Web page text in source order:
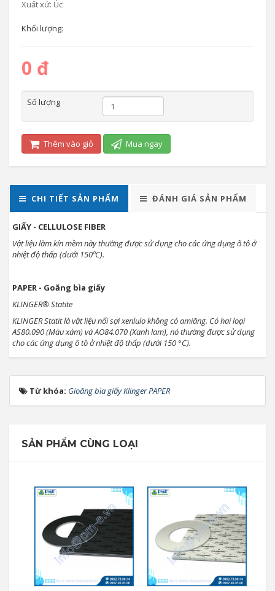
Xuất xứ: Úc
Khối lượng:
0 đ
Số lượng
Thêm vào giỏ Mua ngay
CHI TIẾT SẢN PHẨM ĐÁNH GIÁ SẢN PHẨM
GIẤY - CELLULOSE FIBER
Vật liệu làm kín mềm này thường được sử dụng cho các ứng dụng ô tô ở
nhiệt độ thấp (dưới 150ºC).
PAPER - Goăng bìa giấy
KLINGER® Statite
KLINGER Statit là vật liệu nối sợi xenlulo không có amiăng. Có hai loại
AS80.090 (Màu xám) và AO84.070 (Xanh lam), nó thường được sử dụng
cho các ứng dụng ô tô ở nhiệt độ thấp (dưới 150 °C).
Từ khóa: Gioăng bìa giấy Klinger PAPER
SẢN PHẨM CÙNG LOẠI